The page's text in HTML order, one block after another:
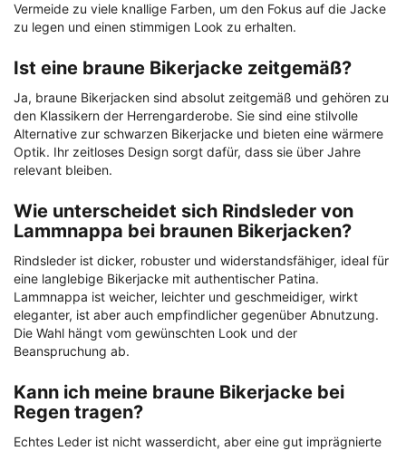
Vermeide zu viele knallige Farben, um den Fokus auf die Jacke
zu legen und einen stimmigen Look zu erhalten.
Ist eine braune Bikerjacke zeitgemäß?
Ja, braune Bikerjacken sind absolut zeitgemäß und gehören zu
den Klassikern der Herrengarderobe. Sie sind eine stilvolle
Alternative zur schwarzen Bikerjacke und bieten eine wärmere
Optik. Ihr zeitloses Design sorgt dafür, dass sie über Jahre
relevant bleiben.
Wie unterscheidet sich Rindsleder von
Lammnappa bei braunen Bikerjacken?
Rindsleder ist dicker, robuster und widerstandsfähiger, ideal für
eine langlebige Bikerjacke mit authentischer Patina.
Lammnappa ist weicher, leichter und geschmeidiger, wirkt
eleganter, ist aber auch empfindlicher gegenüber Abnutzung.
Die Wahl hängt vom gewünschten Look und der
Beanspruchung ab.
Kann ich meine braune Bikerjacke bei
Regen tragen?
Echtes Leder ist nicht wasserdicht, aber eine gut imprägnierte